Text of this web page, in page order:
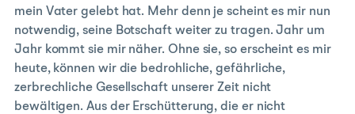
mein Vater gelebt hat. Mehr denn je scheint es mir nun
notwendig, seine Botschaft weiter zu tragen. Jahr um
Jahr kommt sie mir näher. Ohne sie, so erscheint es mir
heute, können wir die bedrohliche, gefährliche,
zerbrechliche Gesellschaft unserer Zeit nicht
bewältigen. Aus der Erschütterung, die er nicht